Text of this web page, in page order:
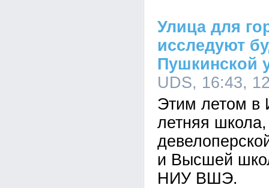
Улица для
исследуют
Пушкинской
UDS, 16:43,
Этим летом в
летняя
и Высшей
НИУ ВШЭ.